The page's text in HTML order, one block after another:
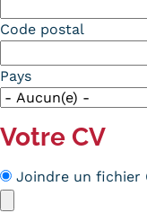
Code postal
Pays
Votre CV
Méthode
CV
Joindre un fichier